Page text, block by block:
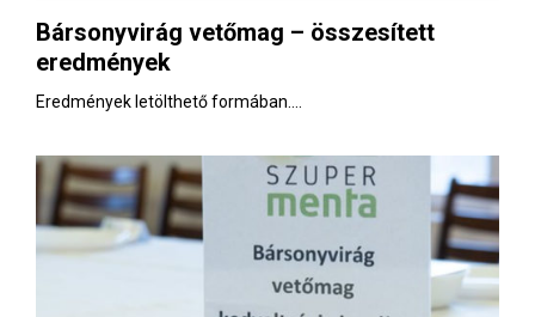
Bársonyvirág vetőmag – összesített
eredmények
Eredmények letölthető formában....